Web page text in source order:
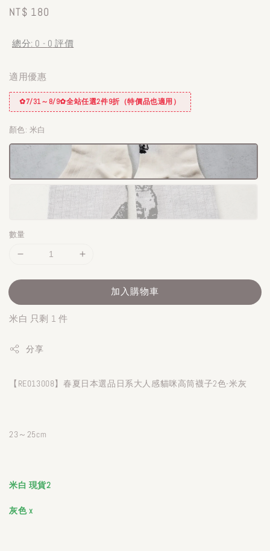
Regular
NT$ 180
總分: 0 - 0 評價
適用優惠
✿7/31～8/9✿全站任選2件9折（特價品也適用）
顏色: 米白
數量
加入購物車
米白 只剩 1 件
分享
【RE013008】春夏日本選品日系大人感貓咪高筒襪子2色-米灰
23～25cm
米白 現貨2
灰色 x